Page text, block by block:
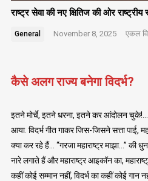
राष्ट्र सेवा की नए क्षितिज की ओर
General November 8, 2025 एकल
कैसे अलग राज्य बनेगा विदर्भ?
इतने मोर्चे, इतने धरना, इतने कर आंदोलन चुके!…
आया. विदर्भ गीत गाकर जिस-जिसने सत्ता पाई,
क्या कर रहे हैं… “गरजा महाराष्ट्र माझा…” की
नारे लगाते हैं और महाराष्ट्र आइकॉन का,
कहीं कोई सम्मान नहीं, विदर्भ का कहीं कोई गान